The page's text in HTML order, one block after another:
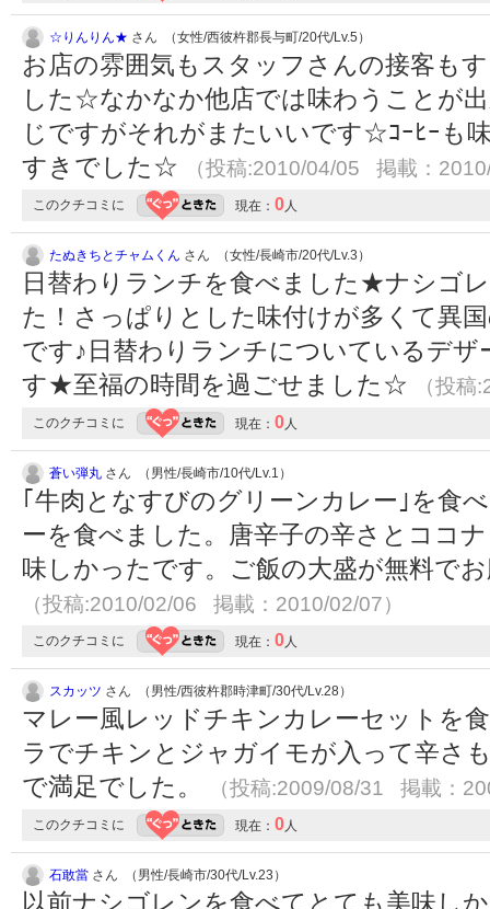
☆りんりん★ さん （女性/西彼杵郡長与町/20代/Lv.5）
お店の雰囲気もスタッフさんの接客も
した☆なかなか他店では味わうことが
じですがそれがまたいいです☆ｺｰﾋｰも
すきでした☆
（投稿:2010/04/05 掲載：
このクチコミに 現在： 0人
たぬきちとチャムくん さん （女性/長崎市/20代/Lv.3）
日替わりランチを食べました★ナシゴ
た！さっぱりとした味付けが多くて異
です♪日替わりランチについているデ
す★至福の時間を過ごせました☆
（投
このクチコミに 現在： 0人
蒼い弾丸 さん （男性/長崎市/10代/Lv.1）
｢牛肉となすびのグリーンカレー｣を食
ーを食べました。唐辛子の辛さとココ
味しかったです。ご飯の大盛が無料で
（投稿:2010/02/06 掲載：2010/02/07）
このクチコミに 現在： 0人
スカッツ さん （男性/西彼杵郡時津町/30代/Lv.28）
マレー風レッドチキンカレーセットを
ラでチキンとジャガイモが入って辛さ
で満足でした。
（投稿:2009/08/31 掲載：
このクチコミに 現在： 0人
石敢當 さん （男性/長崎市/30代/Lv.23）
以前ナシゴレンを食べてとても美味し